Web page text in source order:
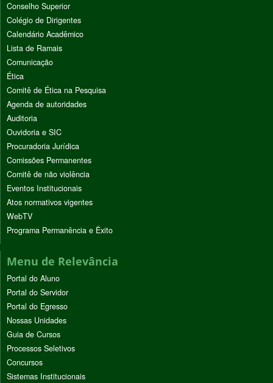
Conselho Superior
Colégio de Dirigentes
Calendário Acadêmico
Lista de Ramais
Comunicação
Ética
Comitê de Ética na Pesquisa
Agenda de autoridades
Auditoria
Ouvidoria e SIC
Procuradoria Jurídica
Comissões Permanentes
Comitê de não violência
Eventos Institucionais
Atos normativos vigentes
WebTV
Programa Permanência e Êxito
Menu de Relevância
Portal do Aluno
Portal do Servidor
Portal do Egresso
Nossas Unidades
Guia de Cursos
Processos Seletivos
Concursos
Sistemas Institucionais